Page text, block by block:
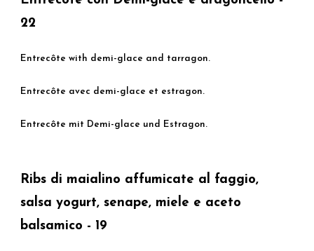
22
Entrecôte with demi-glace and tarragon.
Entrecôte avec demi-glace et estragon.
Entrecôte mit Demi-glace und Estragon.
Ribs di maialino affumicate al faggio,
salsa yogurt, senape, miele e aceto
balsamico - 19